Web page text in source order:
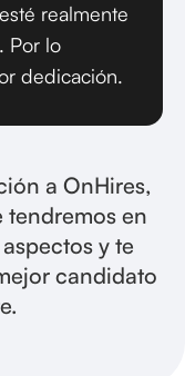
realmente
Por lo
dedicación.
a OnHires,
tendremos en
y te
candidato